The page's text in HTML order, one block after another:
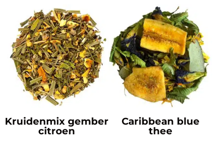
Kruidenmix gember
citroen
Caribbean blue
thee